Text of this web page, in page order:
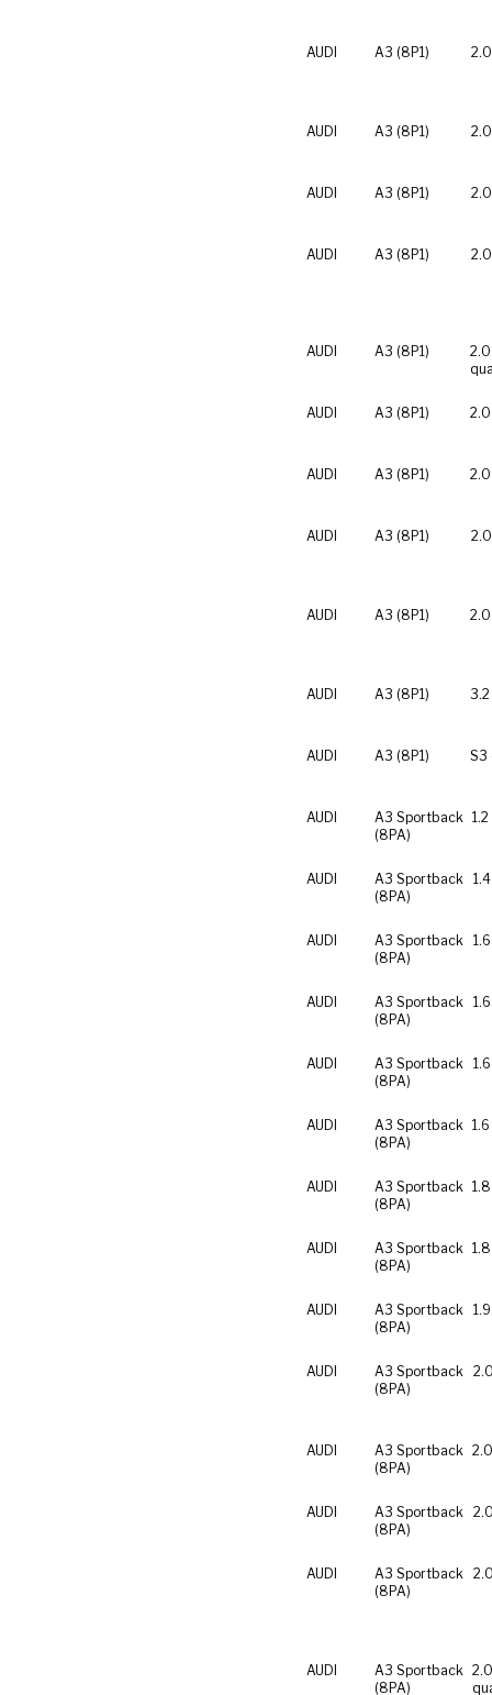
AUDI A3 (8P1)
AUDI A3 (8P1)
AUDI A3 (8P1)
AUDI A3 (8P1)
AUDI A3 (8P1)
2.0
AUDI A3 (8P1)
AUDI A3 (8P1)
AUDI A3 (8P1)
AUDI A3 (8P1)
AUDI A3 (8P1)
AUDI A3 (8P1) S3
AUDI
A3 Sportback
(8PA)
AUDI
A3 Sportback
(8PA)
AUDI
A3 Sportback
(8PA)
1.6
AUDI
A3 Sportback
(8PA)
AUDI
A3 Sportback
(8PA)
AUDI
A3 Sportback
(8PA)
AUDI
A3 Sportback
(8PA)
AUDI
A3 Sportback
(8PA)
AUDI
A3 Sportback
(8PA)
AUDI
A3 Sportback
(8PA)
AUDI
A3 Sportback
(8PA)
AUDI
A3 Sportback
(8PA)
AUDI
A3 Sportback
(8PA)
AUDI
A3 Sportback
(8PA)